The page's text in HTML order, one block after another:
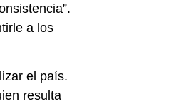
a los
el país.
resulta